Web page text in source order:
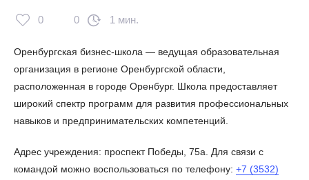
0 0 1 мин.
Оренбургская бизнес-школа — ведущая образовательная
организация в регионе Оренбургской области,
расположенная в городе Оренбург. Школа предоставляет
широкий спектр программ для развития профессиональных
навыков и предпринимательских компетенций.
Адрес учреждения: проспект Победы, 75а. Для связи с
командой можно воспользоваться по телефону: +7 (3532)